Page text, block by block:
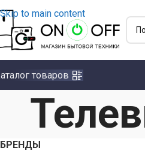
Skip to main content
товаров
БРЕНДЫ